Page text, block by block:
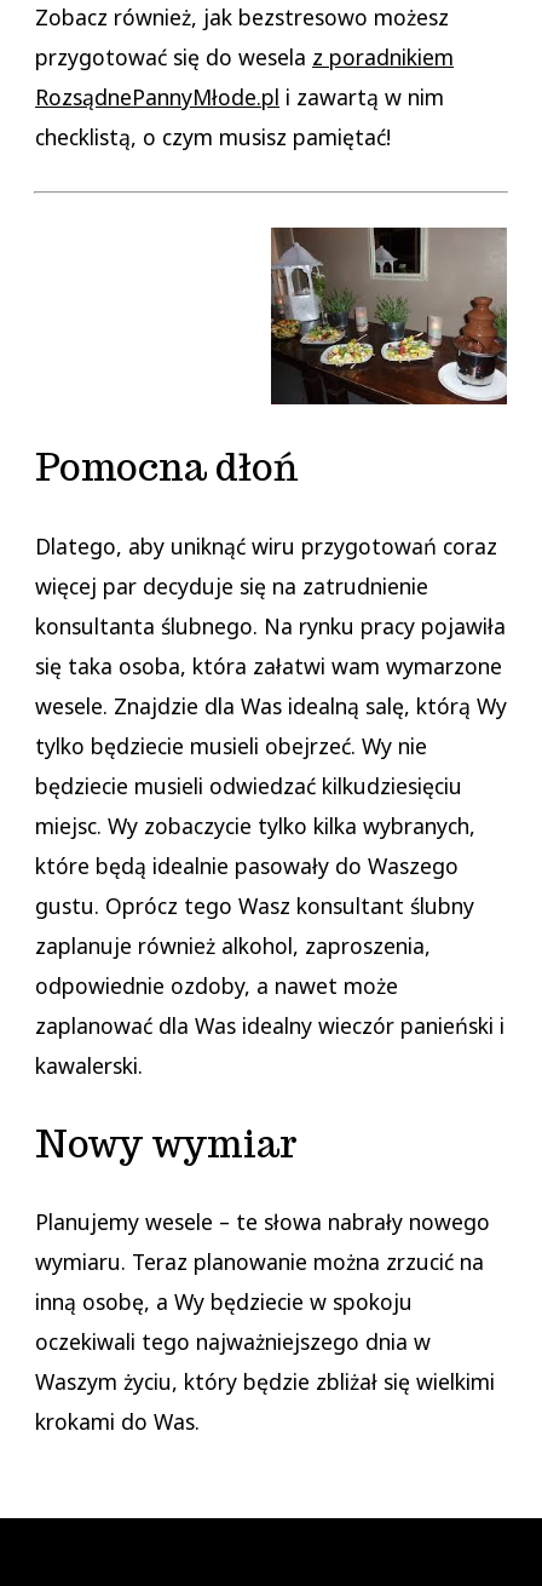
Zobacz również, jak bezstresowo możesz
przygotować się do wesela z poradnikiem
RozsądnePannyMłode.pl i zawartą w nim
checklistą, o czym musisz pamiętać!
Pomocna dłoń
Dlatego, aby uniknąć wiru przygotowań coraz
więcej par decyduje się na zatrudnienie
konsultanta ślubnego. Na rynku pracy pojawiła
się taka osoba, która załatwi wam wymarzone
wesele. Znajdzie dla Was idealną salę, którą Wy
tylko będziecie musieli obejrzeć. Wy nie
będziecie musieli odwiedzać kilkudziesięciu
miejsc. Wy zobaczycie tylko kilka wybranych,
które będą idealnie pasowały do Waszego
gustu. Oprócz tego Wasz konsultant ślubny
zaplanuje również alkohol, zaproszenia,
odpowiednie ozdoby, a nawet może
zaplanować dla Was idealny wieczór panieński i
kawalerski.
Nowy wymiar
Planujemy wesele – te słowa nabrały nowego
wymiaru. Teraz planowanie można zrzucić na
inną osobę, a Wy będziecie w spokoju
oczekiwali tego najważniejszego dnia w
Waszym życiu, który będzie zbliżał się wielkimi
krokami do Was.